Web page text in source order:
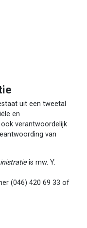
uit een tweetal
en
ook verantwoordelijk
van
is mw. Y.
(046) 420 69 33 of